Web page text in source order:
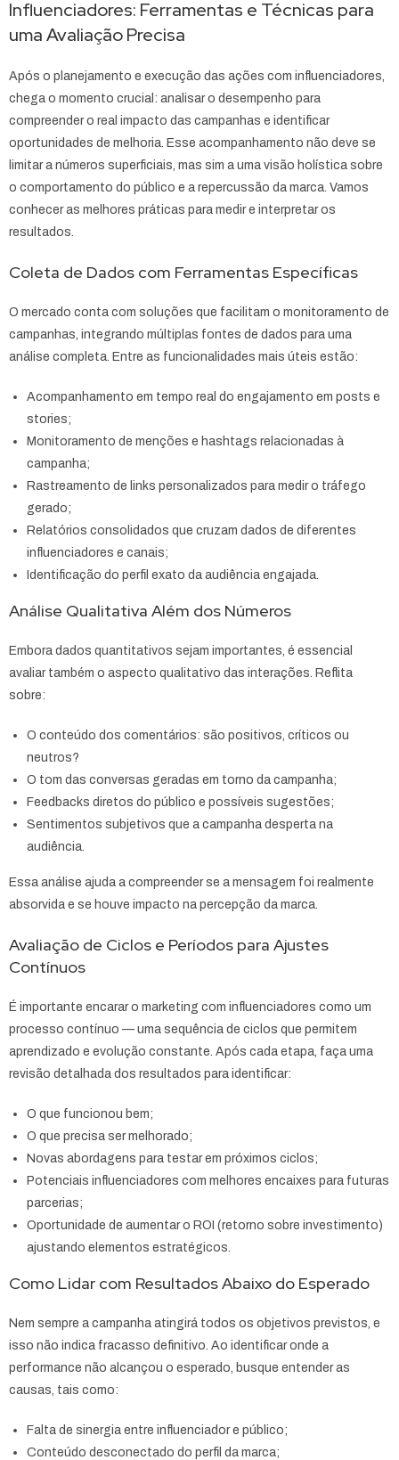
Influenciadores: Ferramentas e Técnicas para
uma Avaliação Precisa
Após o planejamento e execução das ações com influenciadores,
chega o momento crucial: analisar o desempenho para
compreender o real impacto das campanhas e identificar
oportunidades de melhoria. Esse acompanhamento não deve se
limitar a números superficiais, mas sim a uma visão holística sobre
o comportamento do público e a repercussão da marca. Vamos
conhecer as melhores práticas para medir e interpretar os
resultados.
Coleta de Dados com Ferramentas Específicas
O mercado conta com soluções que facilitam o monitoramento de
campanhas, integrando múltiplas fontes de dados para uma
análise completa. Entre as funcionalidades mais úteis estão:
Acompanhamento em tempo real do engajamento em posts e
stories;
Monitoramento de menções e hashtags relacionadas à
campanha;
Rastreamento de links personalizados para medir o tráfego
gerado;
Relatórios consolidados que cruzam dados de diferentes
influenciadores e canais;
Identificação do perfil exato da audiência engajada.
Análise Qualitativa Além dos Números
Embora dados quantitativos sejam importantes, é essencial
avaliar também o aspecto qualitativo das interações. Reflita
sobre:
O conteúdo dos comentários: são positivos, críticos ou
neutros?
O tom das conversas geradas em torno da campanha;
Feedbacks diretos do público e possíveis sugestões;
Sentimentos subjetivos que a campanha desperta na
audiência.
Essa análise ajuda a compreender se a mensagem foi realmente
absorvida e se houve impacto na percepção da marca.
Avaliação de Ciclos e Períodos para Ajustes
Contínuos
É importante encarar o marketing com influenciadores como um
processo contínuo — uma sequência de ciclos que permitem
aprendizado e evolução constante. Após cada etapa, faça uma
revisão detalhada dos resultados para identificar:
O que funcionou bem;
O que precisa ser melhorado;
Novas abordagens para testar em próximos ciclos;
Potenciais influenciadores com melhores encaixes para futuras
parcerias;
Oportunidade de aumentar o ROI (retorno sobre investimento)
ajustando elementos estratégicos.
Como Lidar com Resultados Abaixo do Esperado
Nem sempre a campanha atingirá todos os objetivos previstos, e
isso não indica fracasso definitivo. Ao identificar onde a
performance não alcançou o esperado, busque entender as
causas, tais como:
Falta de sinergia entre influenciador e público;
Conteúdo desconectado do perfil da marca;